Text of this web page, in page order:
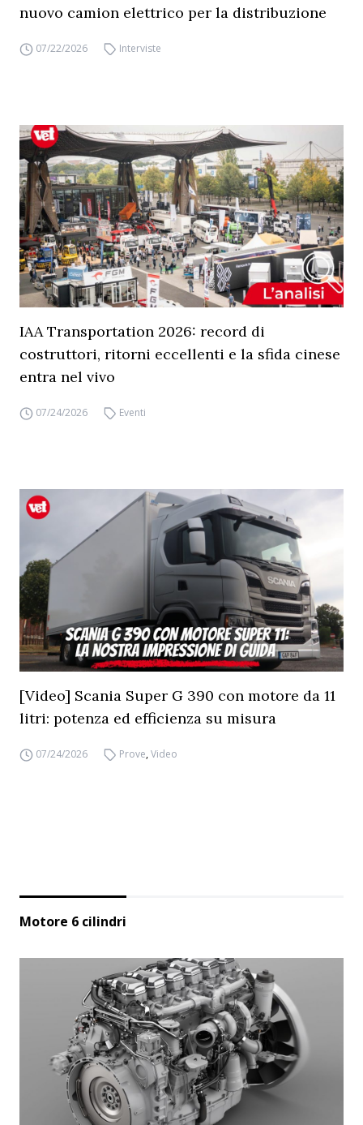
nuovo camion elettrico per la distribuzione
07/22/2026 Interviste
IAA Transportation 2026: record di
costruttori, ritorni eccellenti e la sfida cinese
entra nel vivo
07/24/2026 Eventi
[Video] Scania Super G 390 con motore da 11
litri: potenza ed efficienza su misura
07/24/2026 Prove,Video
Motore 6 cilindri